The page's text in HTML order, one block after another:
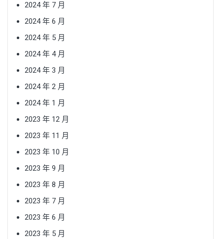
2024 年 7 月
2024 年 6 月
2024 年 5 月
2024 年 4 月
2024 年 3 月
2024 年 2 月
2024 年 1 月
2023 年 12 月
2023 年 11 月
2023 年 10 月
2023 年 9 月
2023 年 8 月
2023 年 7 月
2023 年 6 月
2023 年 5 月